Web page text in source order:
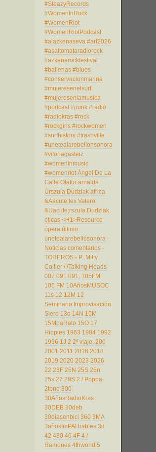
#SleazyRecords
#WomenInRock
#WomenRiot
#WomenRiotPodcast
#alazkenaseva #arf2026
#asaltomataradiorock
#azkenarockfestival
#ballenas #blues
#conservacionmarina
#mujeresenelsurf
#mujeresenlamusica
#podcast #punk #radio
#radiokras #rock
#rockgirls #rockwomen
#surfhistory #trashville
#unetealarebelionsonora
#vitoriagasteiz
#womeninmusic
#womenriot Ángel De La
Calle Ölafur arnalds
Úrszula Dudziak áfrica
&Aacute;lex Valero
&Uacute;rszula Dudziak
éticas <H1>Resource
ópera último
únetealarebeliósonora -
Noticias comentarios -
TOREROS - P .Mitty
Collier / /Talking Heads
007 091 091; 105FM
105 FM 10AñosMUSOC
11s 12 12M 12
Seminario Improvisación
Siero 13o 14N 15M
15MpaRato 15O 17
Hippies 1963 1984 1992
1996 1J 2 2º viaje. 200
2001 2011 2016 2018
2019 2020 2023 2026
22 23F 25N 25S 25n
25s 27 29S 2 / Poppa
2tone 300
30AñosRadioKras
30DEB 30deb
30diasenbici 360 3MA
3añosImPAHrables 3d
42 430 46 4F 4 /
Ramones 4thworld 5